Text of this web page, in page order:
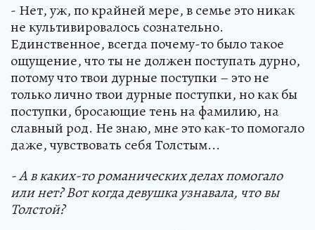
- Нет, уж, по крайней мере, в семье это никак
не культивировалось сознательно.
Единственное, всегда почему-то было такое
ощущение, что ты не должен поступать дурно,
потому что твои дурные поступки – это не
только лично твои дурные поступки, но как бы
поступки, бросающие тень на фамилию, на
славный род. Не знаю, мне это как-то помогало
даже, чувствовать себя Толстым...
- А в каких-то романических делах помогало
или нет? Вот когда девушка узнавала, что вы
Толстой?